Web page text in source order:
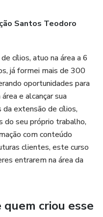
Santos Teodoro
cílios, atuo na área a 6
já formei mais de 300
oportunidades para
e alcançar sua
da extensão de cílios,
do seu próprio trabalho,
com conteúdo
clientes, este curso
entrarem na área da
criou esse